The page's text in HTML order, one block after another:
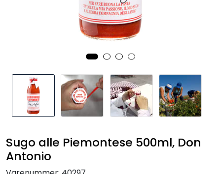
Sugo alle Piemontese 500ml, Don
Antonio